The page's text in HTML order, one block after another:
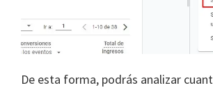
De esta forma, podrás analizar